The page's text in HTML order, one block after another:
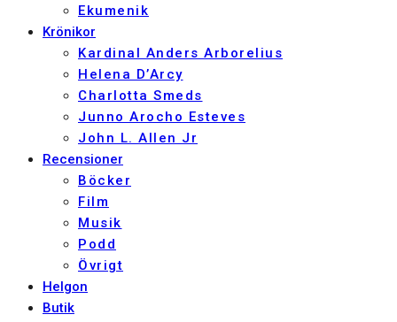
Ekumenik
Krönikor
Kardinal Anders Arborelius
Helena D’Arcy
Charlotta Smeds
Junno Arocho Esteves
John L. Allen Jr
Recensioner
Böcker
Film
Musik
Podd
Övrigt
Helgon
Butik